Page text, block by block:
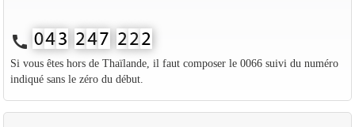
call
Si vous êtes hors de Thaïlande, il faut composer le 0066 suivi du numéro
indiqué sans le zéro du début.